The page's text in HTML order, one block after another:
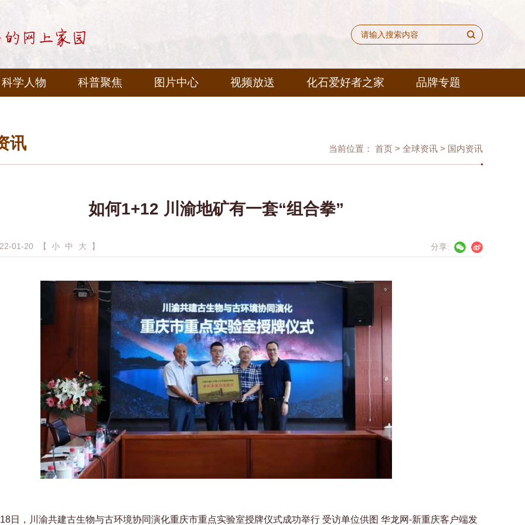
科学人物 科普聚焦 图片中心 视频放送 化石爱好者之家 品牌专题
讯 当前位置： 首页> 全球资讯> 国内资讯
如何1+12 川渝地矿有一套“组合拳”
01-20 【小 中 大 】 分享:
日，川渝共建古生物与古环境协同演化重庆市重点实验室授牌仪式成功举行 受访单位供图 华龙网-新重庆客户端发